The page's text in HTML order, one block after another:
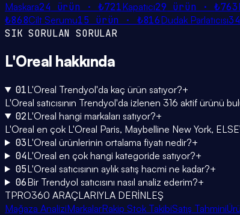
Maskara24 ürün ·₺721Kapatıcı29 ürün ·₺763
₺868Cilt Serumu15 ürün · ₺816Dudak Parlatıcısı34
SIK SORULAN SORULAR
L'Oreal hakkında
01L'Oreal Trendyol'da kaç ürün satıyor?+
L'Oreal satıcısının Trendyol'da izlenen 316 aktif ürünü
02L'Oreal hangi markaları satıyor?+
L'Oreal en çok L'Oreal Paris, Maybelline New York,
03L'Oreal ürünlerinin ortalama fiyatı nedir?+
04L'Oreal en çok hangi kategoride satıyor?+
05L'Oreal satıcısının aylık satış hacmi ne kadar?+
06Bir Trendyol satıcısını nasıl analiz ederim?+
TPRO360 ARAÇLARIYLA DERİNLEŞ
Mağaza AnaliziMarkalarRakip Stok TakibiSatış Tahmini